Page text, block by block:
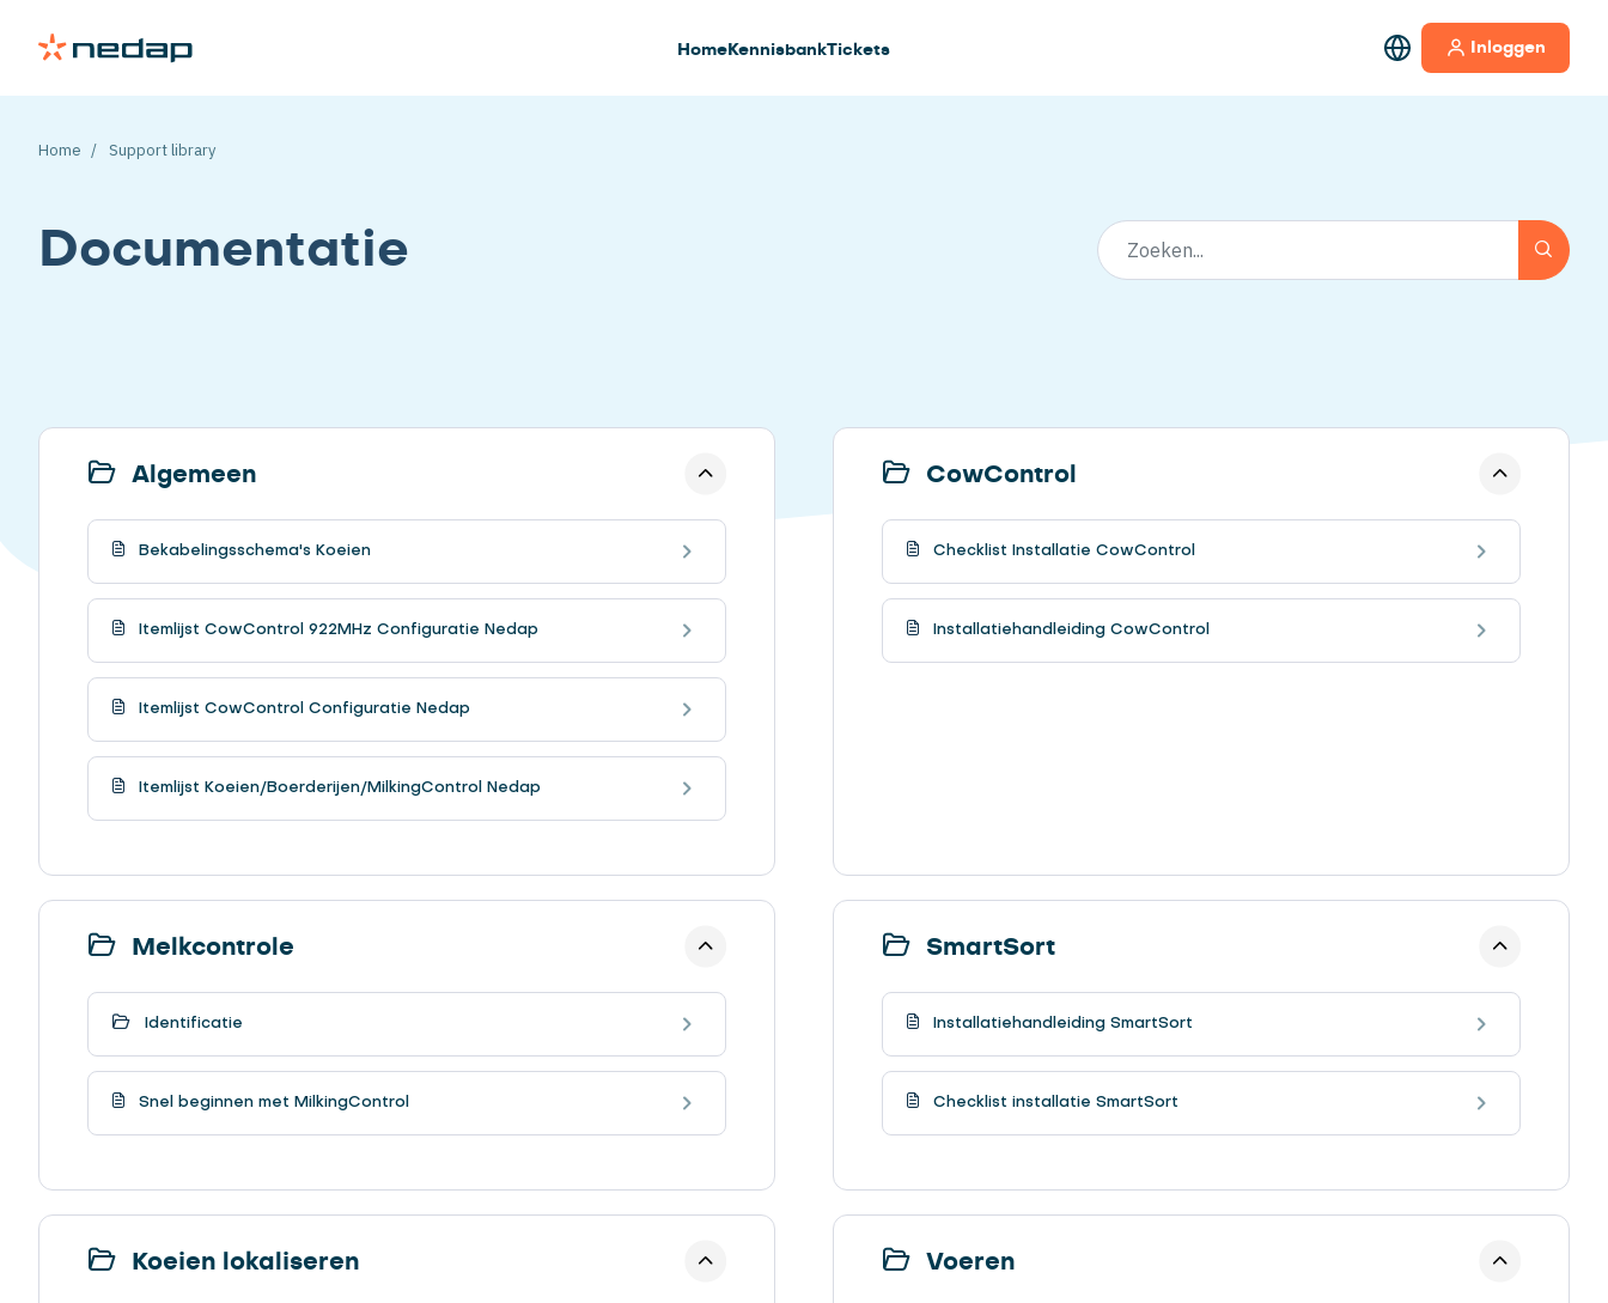
HomeKennisbankTickets Inloggen
Home Support library
Documentatie
Algemeen
Bekabelingsschema's Koeien
Itemlijst CowControl 922MHz Configuratie Nedap
Itemlijst CowControl Configuratie Nedap
Itemlijst Koeien/Boerderijen/MilkingControl Nedap
CowControl
Checklist Installatie CowControl
Installatiehandleiding CowControl
Melkcontrole
Identificatie
Snel beginnen met MilkingControl
SmartSort
Installatiehandleiding SmartSort
Checklist installatie SmartSort
Koeien lokaliseren Voeren